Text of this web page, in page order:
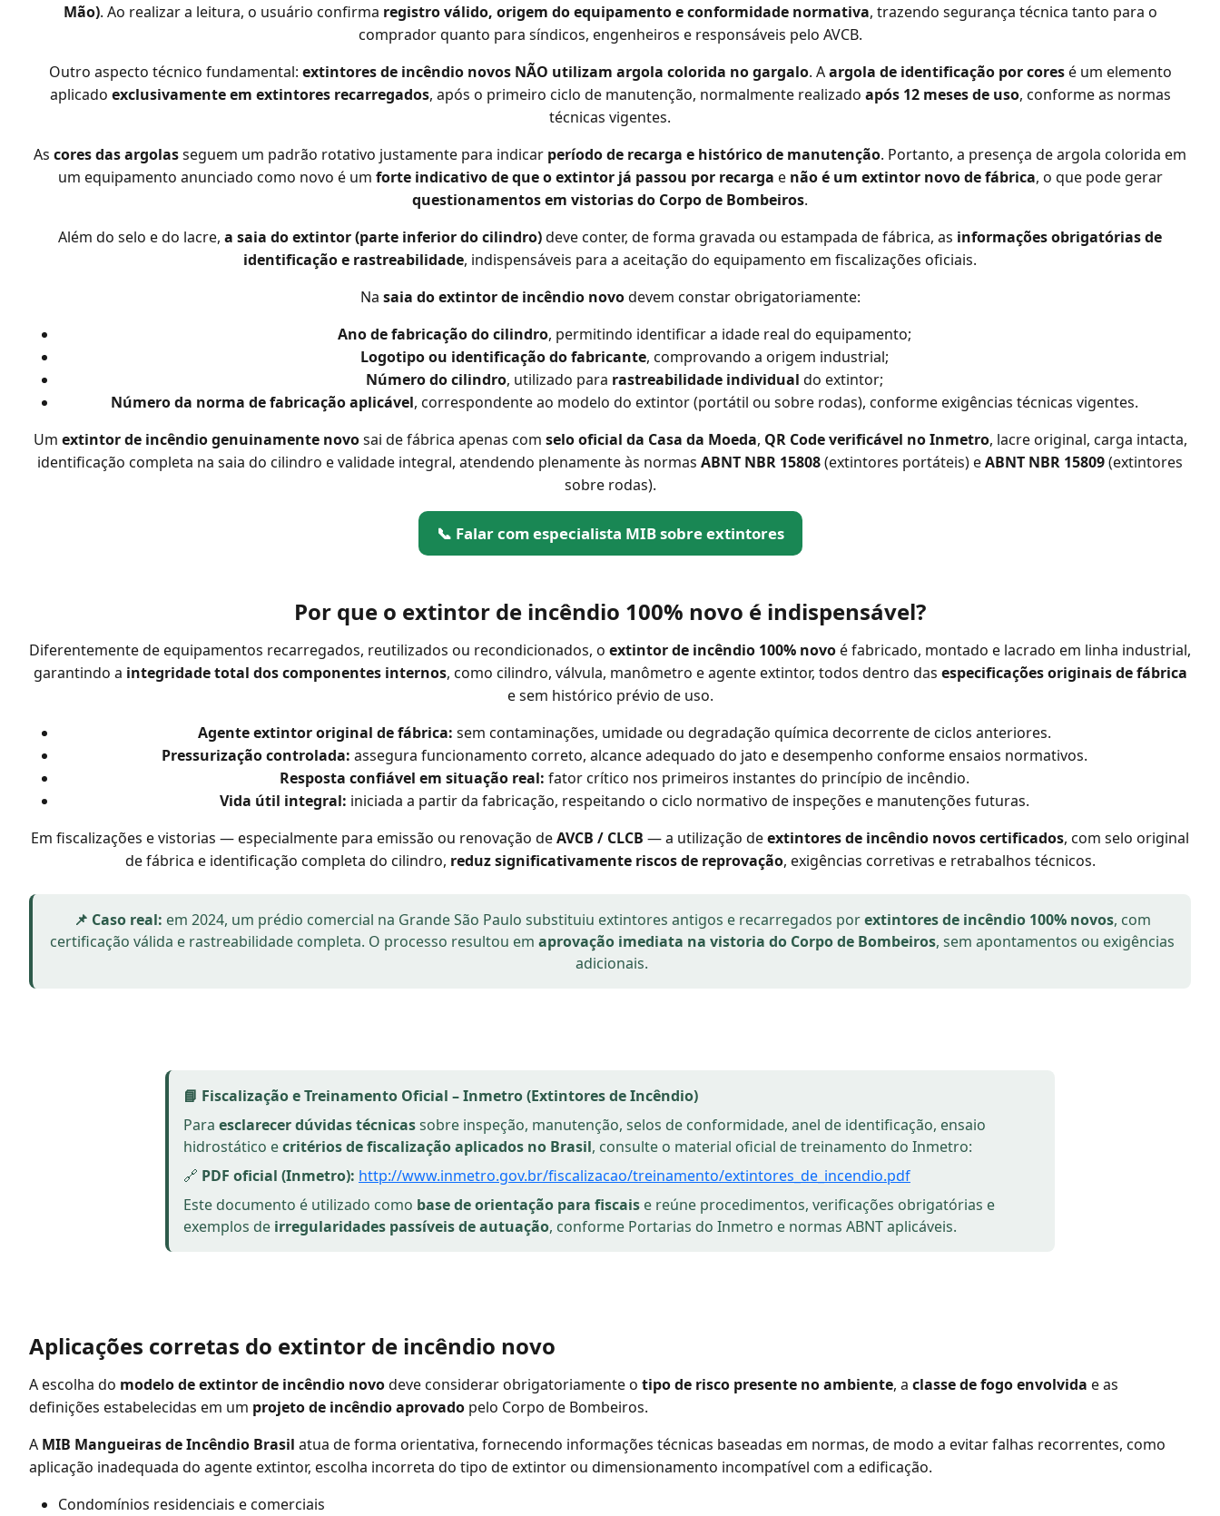
Mão). Ao realizar a leitura, o usuário confirma registro válido, origem do equipamento e conformidade normativa, trazendo segurança técnica tanto para o
comprador quanto para síndicos, engenheiros e responsáveis pelo AVCB.
Outro aspecto técnico fundamental: extintores de incêndio novos NÃO utilizam argola colorida no gargalo. Aargola de identificação por coresé um elemento
aplicado exclusivamente em extintores recarregados, após o primeiro ciclo de manutenção, normalmente realizado após 12 meses de uso, conforme as normas
técnicas vigentes.
As cores das argolasseguem um padrão rotativo justamente para indicar período de recarga e histórico de manutenção. Portanto, a presença de argola colorida em
um equipamento anunciado como novo é um forte indicativo de que o extintor já passou por recarga e não é um extintor novo de fábrica, o que pode gerar
questionamentos em vistorias do Corpo de Bombeiros.
Além do selo e do lacre, a saia do extintor (parte inferior do cilindro)deve conter, de forma gravada ou estampada de fábrica, as informações obrigatórias de
identificação e rastreabilidade, indispensáveis para a aceitação do equipamento em fiscalizações oficiais.
Na saia do extintor de incêndio novodevem constar obrigatoriamente:
Ano de fabricação do cilindro, permitindo identificar a idade real do equipamento;
Logotipo ou identificação do fabricante, comprovando a origem industrial;
Número do cilindro, utilizado para rastreabilidade individual do extintor;
Número da norma de fabricação aplicável, correspondente ao modelo do extintor (portátil ou sobre rodas), conforme exigências técnicas vigentes.
Um extintor de incêndio genuinamente novosai de fábrica apenas com selo oficial da Casa da Moeda, QR Code verificável no Inmetro, lacre original, carga intacta,
identificação completa na saia do cilindro e validade integral, atendendo plenamente às normas ABNT NBR 15808(extintores portáteis) eABNT NBR 15809(extintores
sobre rodas).
📞 Falar com especialista MIB sobre extintores
Por que o extintor de incêndio 100% novo é indispensável?
Diferentemente de equipamentos recarregados, reutilizados ou recondicionados, o extintor de incêndio 100% novoé fabricado, montado e lacrado em linha industrial,
garantindo a integridade total dos componentes internos, como cilindro, válvula, manômetro e agente extintor, todos dentro das especificações originais de fábrica
e sem histórico prévio de uso.
Agente extintor original de fábrica: sem contaminações, umidade ou degradação química decorrente de ciclos anteriores.
Pressurização controlada: assegura funcionamento correto, alcance adequado do jato e desempenho conforme ensaios normativos.
Resposta confiável em situação real: fator crítico nos primeiros instantes do princípio de incêndio.
Vida útil integral: iniciada a partir da fabricação, respeitando o ciclo normativo de inspeções e manutenções futuras.
Em fiscalizações e vistorias — especialmente para emissão ou renovação deAVCB / CLCB — a utilização deextintores de incêndio novos certificados, com selo original
de fábrica e identificação completa do cilindro, reduz significativamente riscos de reprovação, exigências corretivas e retrabalhos técnicos.
📌 Caso real: em 2024, um prédio comercial na Grande São Paulo substituiu extintores antigos e recarregados porextintores de incêndio 100% novos, com
certificação válida e rastreabilidade completa. O processo resultou em aprovação imediata na vistoria do Corpo de Bombeiros, sem apontamentos ou exigências
adicionais.
📘 Fiscalização e Treinamento Oficial – Inmetro (Extintores de Incêndio)
Para esclarecer dúvidas técnicassobre inspeção, manutenção, selos de conformidade, anel de identificação, ensaio
hidrostático ecritérios de fiscalização aplicados no Brasil, consulte o material oficial de treinamento do Inmetro:
🔗 PDF oficial (Inmetro): http://www.inmetro.gov.br/fiscalizacao/treinamento/extintores_de_incendio.pdf
Este documento é utilizado como base de orientação para fiscais e reúne procedimentos, verificações obrigatórias e
exemplos de irregularidades passíveis de autuação, conforme Portarias do Inmetro e normas ABNT aplicáveis.
Aplicações corretas do extintor de incêndio novo
A escolha do modelo de extintor de incêndio novodeve considerar obrigatoriamente o tipo de risco presente no ambiente, a classe de fogo envolvida e as
definições estabelecidas em um projeto de incêndio aprovado pelo Corpo de Bombeiros.
A MIB Mangueiras de Incêndio Brasil atua de forma orientativa, fornecendo informações técnicas baseadas em normas, de modo a evitar falhas recorrentes, como
aplicação inadequada do agente extintor, escolha incorreta do tipo de extintor ou dimensionamento incompatível com a edificação.
Condomínios residenciais e comerciais